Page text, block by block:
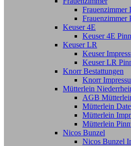
Frauenzimmer
Frauenzimmer
Keuser 4E
Keuser 4E
Keuser LR
Keuser
Keuser LR
Knorr Bestattungen
Knorr
Mütterlein
AGB
Mütterlein
Mütterlein
Mütterlein
Nicos Bunzel
Nicos Bunzel